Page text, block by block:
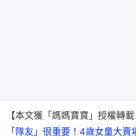
【本文獲「媽媽寶寶」授權轉載
「隊友」很重要！4歲女童大